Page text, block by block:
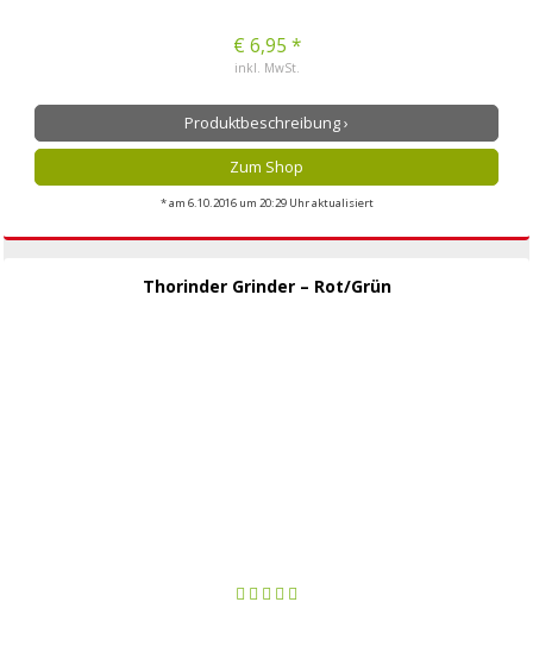
€ 6,95 *
inkl. MwSt.
Produktbeschreibung ›
Zum Shop
* am 6.10.2016 um 20:29 Uhr aktualisiert
Thorinder Grinder – Rot/Grün